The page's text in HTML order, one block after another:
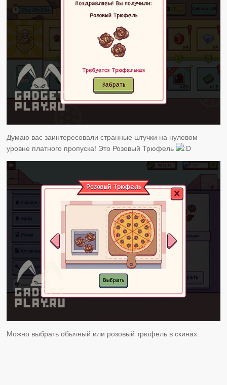
Думаю вас заинтересовали странные штучки на нулевом
уровне платного пропуска! Это Розовый Трюфель
Можно выбрать обычный или розовый трюфель в скинах.